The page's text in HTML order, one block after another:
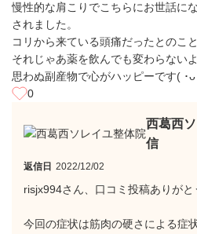
慢性的な肩こりでこちらにお世話に
されました。
コリから来ている頭痛だったとのこと
それじゃあ薬を飲んでも変わらない
思わぬ副産物で心がハッピーです( ･ᴗ
0
西葛西
信
返信日 2022/12/02
risjx994さん、口コミ投稿ありがと
今回の症状は筋肉の硬さによる症